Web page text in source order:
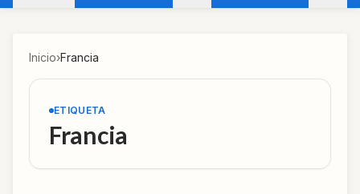
Inicio›Francia
ETIQUETA
Francia